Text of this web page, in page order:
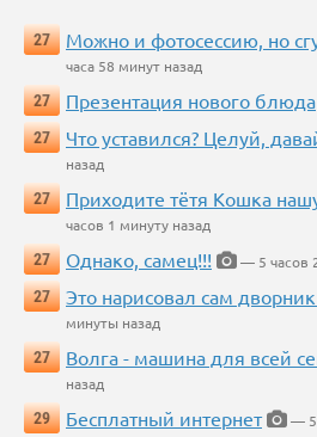
27 Можно и фотосессию, но
часа 58 минут назад
27
Презентация нового блюда
27
Что уставился? Целуй,
назад
27
Приходите тётя Кошка
часов 1 минуту назад
27
Однако, самец!!!
— 5 часов
27
Это нарисовал сам
минуты назад
27
Волга - машина для всей
назад
29
Бесплатный интернет
— 5